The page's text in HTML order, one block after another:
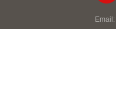
Email: